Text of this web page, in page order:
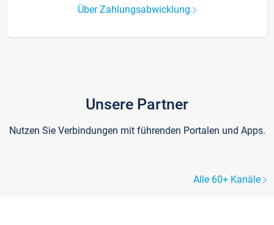
Über Zahlungsabwicklung
Unsere Partner
Nutzen Sie Verbindungen mit führenden Portalen und Apps.
Alle 60+ Kanäle